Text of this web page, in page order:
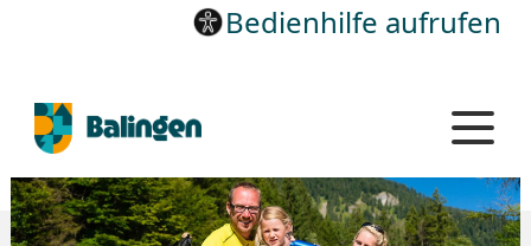
Bedienhilfe aufrufen